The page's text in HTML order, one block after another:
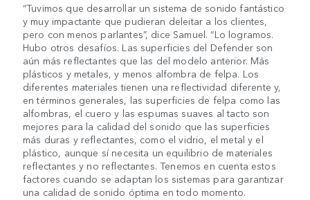
“Tuvimos que desarrollar un sistema de sonido fantástico
y muy impactante que pudieran deleitar a los clientes,
pero con menos parlantes”, dice Samuel. “Lo logramos.
Hubo otros desafíos. Las superficies del Defender son
aún más reflectantes que las del modelo anterior. Más
plásticos y metales, y menos alfombra de felpa. Los
diferentes materiales tienen una reflectividad diferente y,
en términos generales, las superficies de felpa como las
alfombras, el cuero y las espumas suaves al tacto son
mejores para la calidad del sonido que las superficies
más duras y reflectantes, como el vidrio, el metal y el
plástico, aunque sí necesita un equilibrio de materiales
reflectantes y no reflectantes. Tenemos en cuenta estos
factores cuando se adaptan los sistemas para garantizar
una calidad de sonido óptima en todo momento.